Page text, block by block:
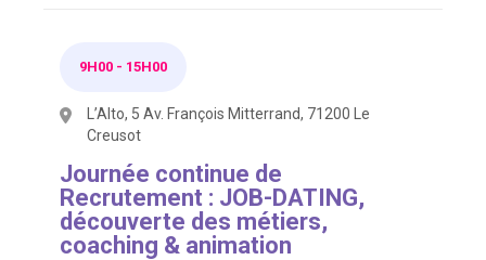
9H00 - 15H00
L’Alto, 5 Av. François Mitterrand, 71200 Le
Creusot
Journée continue de
Recrutement : JOB-DATING,
découverte des métiers,
coaching & animation